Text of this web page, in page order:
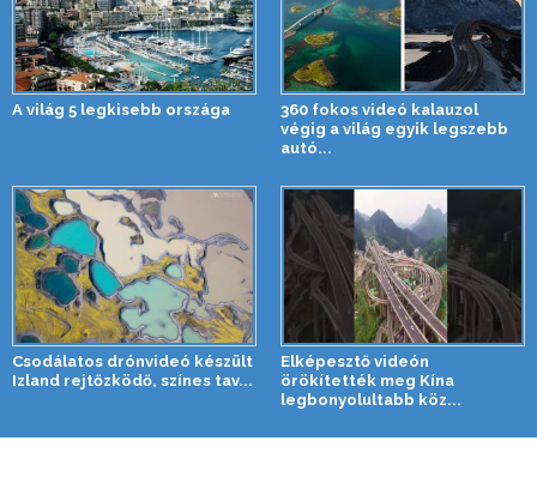
A világ 5 legkisebb országa
360 fokos videó kalauzol
végig a világ egyik legszebb
autó...
Csodálatos drónvideó készült
Izland rejtőzködő, színes tav...
Elképesztő videón
örökítették meg Kína
legbonyolultabb köz...